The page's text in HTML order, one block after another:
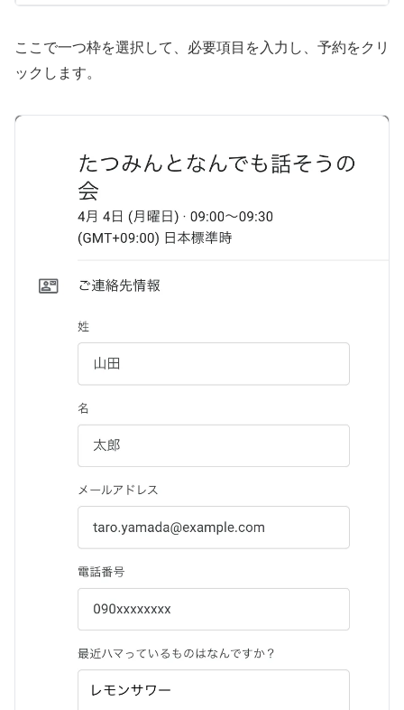
ここで一つ枠を選択して、必要項目を入力し、予約をクリ
ックします。